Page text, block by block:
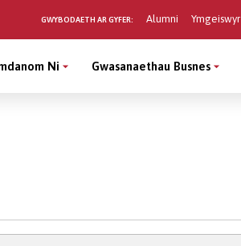
GWYBODAETH AR GYFER: Alumni Ymgeiswyr
Ni Gwasanaethau Busnes